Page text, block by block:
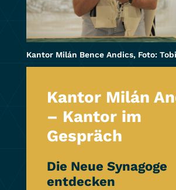
Kantor Milán Bence Andics, Foto:
Kantor Milán
– Kantor im
Gespräch
Die Neue Synagoge
entdecken